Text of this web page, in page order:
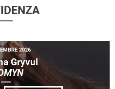
2026
Gryvul